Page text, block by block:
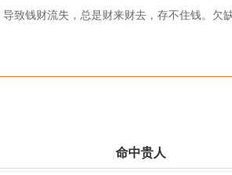
致钱财流失，总是财来财去，存不住钱。欠
命中贵人